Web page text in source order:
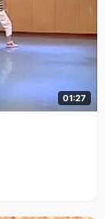
01:27